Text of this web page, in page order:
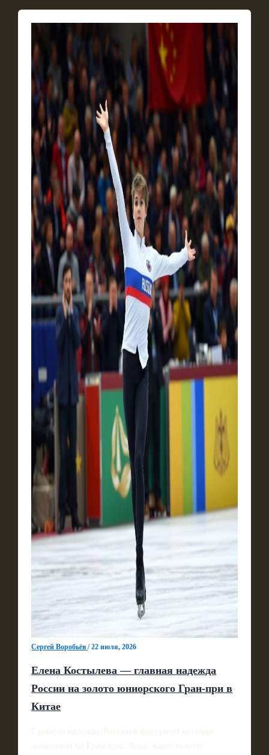
Сергей Воробьёв/22 июля, 2026
Елена Костылева — главная надежда
России на золото юниорского Гран-при в
Китае
Главную надежду России в фигурном катании
допустили на Гран-при. Лена, ждем золото!